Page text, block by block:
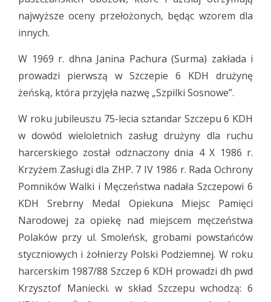
najwyższe oceny przełożonych, będąc wzorem dla
innych.
W 1969 r. dhna Janina Pachura (Surma) zakłada i
prowadzi pierwszą w Szczepie 6 KDH drużynę
żeńską, która przyjęła nazwę „Szpilki Sosnowe”.
W roku jubileuszu 75-lecia sztandar Szczepu 6 KDH
w dowód wieloletnich zasług drużyny dla ruchu
harcerskiego został odznaczony dnia 4 X 1986 r.
Krzyżem Zasługi dla ZHP. 7 IV 1986 r. Rada Ochrony
Pomników Walki i Męczeństwa nadała Szczepowi 6
KDH Srebrny Medal Opiekuna Miejsc Pamięci
Narodowej za opiekę nad miejscem męczeństwa
Polaków przy ul. Smoleńsk, grobami powstańców
styczniowych i żołnierzy Polski Podziemnej. W roku
harcerskim 1987/88 Szczep 6 KDH prowadzi dh pwd
Krzysztof Maniecki. w skład Szczepu wchodzą: 6